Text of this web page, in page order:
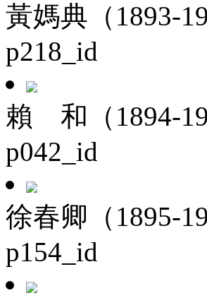
黃媽典（1893-
p218_id
賴 和（1894-
p042_id
徐春卿（1895-
p154_id